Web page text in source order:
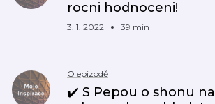
rocni hodnoceni!
3. 1. 2022 39 min
O epizodě
✔️ S Pepou o shonu